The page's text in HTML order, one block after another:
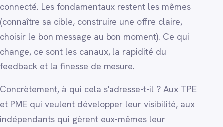
connecté. Les fondamentaux restent les mêmes
(connaître sa cible, construire une offre claire,
choisir le bon message au bon moment). Ce qui
change, ce sont les canaux, la rapidité du
feedback et la finesse de mesure.
Concrètement, à qui cela s'adresse-t-il ? Aux TPE
et PME qui veulent développer leur visibilité, aux
indépendants qui gèrent eux-mêmes leur